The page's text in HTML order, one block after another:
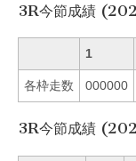
3R今節成績
1
各枠走数 000000
3R今節成績